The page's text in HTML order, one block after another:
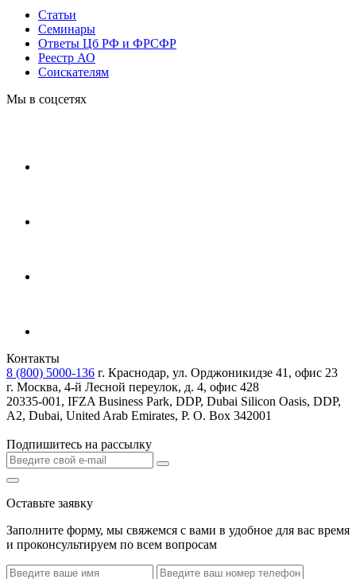
Статьи
Cеминары
Ответы Цб РФ и ФРСФР
Реестр АО
Соискателям
Мы в соцсетях
Контакты
8 (800) 5000-136 г. Краснодар, ул. Орджоникидзе 41, офис 23
г. Москва, 4-й Лесной переулок, д. 4, офис 428
20335-001, IFZA Business Park, DDP, Dubai Silicon Oasis, DDP,
A2, Dubai, United Arab Emirates, P. O. Box 342001
Подпишитесь на рассылку
Оставьте заявку
Заполните форму, мы свяжемся с вами в удобное для вас время
и проконсультируем по всем вопросам